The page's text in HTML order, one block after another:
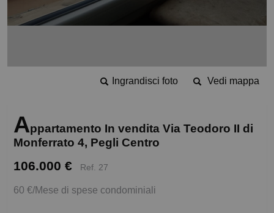
Vedi mappa
Ingrandisci foto
Appartamento In vendita Via Teodoro II di
Monferrato 4, Pegli Centro
106.000 € Ref. 27
60 €/Mese di spese condominiali